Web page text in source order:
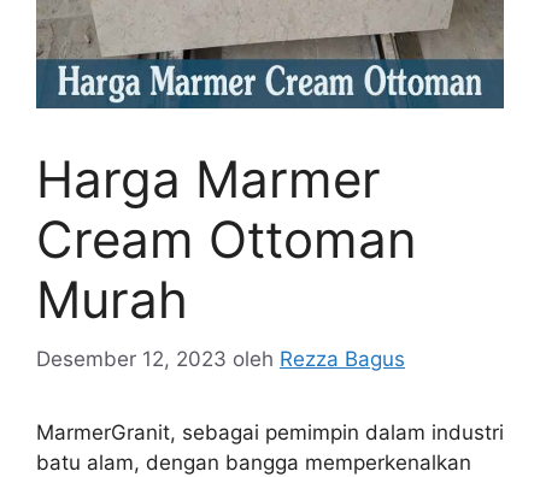
Harga Marmer
Cream Ottoman
Murah
Desember 12, 2023 oleh Rezza Bagus
MarmerGranit, sebagai pemimpin dalam industri
batu alam, dengan bangga memperkenalkan